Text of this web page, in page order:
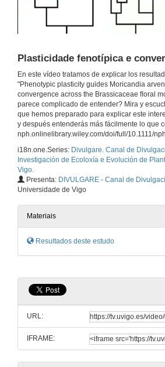
Plasticidade fenotípica e
En este vídeo tratamos de explicar los
"Phenotypic plasticity guides Moricandia
convergence across the Brassicaceae ﬂoral
parece complicado de entender? Mira y
que hemos preparado para explicar este
y después entenderás más fácilmente lo que
nph.onlinelibrary.wiley.com/doi/full/10.1111/
i18n.one.Series: Divulgare. Canal de
Investigación de Ecoloxía e Evolución de
Vigo.
Presenta: DIVULGARE - Canal de
Universidade de Vigo
Materiais
Resultados deste estudo
URL:
IFRAME: